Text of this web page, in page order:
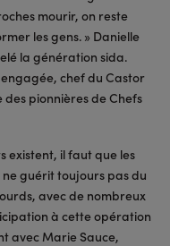
mourir, on reste
les gens. » Danielle
la génération sida.
chef du Castor
pionnières de Chefs
existent, il faut que les
ne guérit toujours pas du
avec de nombreux
à cette opération
avec Marie Sauce,